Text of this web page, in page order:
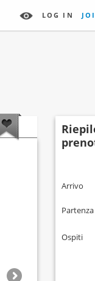
LOG IN
Arrivo
Partenza
Ospiti